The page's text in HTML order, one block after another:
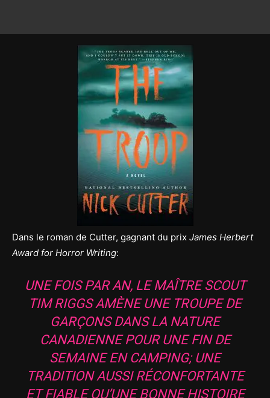
Dans le roman de Cutter, gagnant du prix James Herbert
Award for Horror Writing:
UNE FOIS PAR AN, LE MAÎTRE SCOUT
TIM RIGGS AMÈNE UNE TROUPE DE
GARÇONS DANS LA NATURE
CANADIENNE POUR UNE FIN DE
SEMAINE EN CAMPING; UNE
TRADITION AUSSI RÉCONFORTANTE
ET FIABLE QU’UNE BONNE HISTOIRE